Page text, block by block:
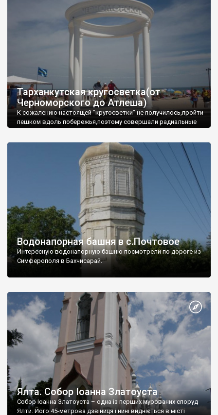
Тарханкутская кругосветка(от
Черноморского до Атлеша)
К сожалению настоящей "кругосветки" не получилось,пройти
пешком вдоль побережья,поэтому совершали радиальные
Водонапорная башня в с.Почтовое
Интересную водонапорную башню посмотрели по дороге из
Симферополя в Бахчисарай.
Ялта. Собор Іоанна Златоуста
Собор Іоанна Златоуста – одна із перших мурованих споруд
Ялти. Його 45-метрова дзвіниця і нині видніється в місті